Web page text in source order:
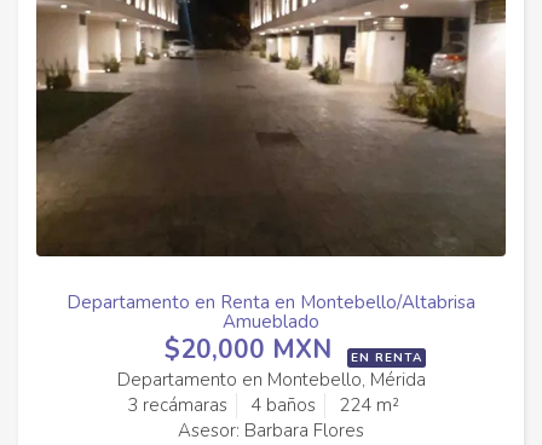
Departamento en Renta en Montebello/Altabrisa
Amueblado
$20,000 MXN EN RENTA
Departamento en Montebello, Mérida
3 recámaras
4 baños
224 m²
Asesor: Barbara Flores